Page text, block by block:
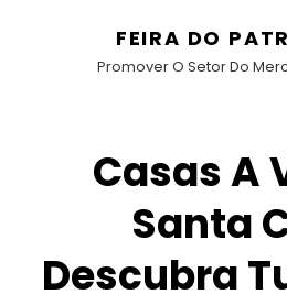
FEIRA DO
Promover O Setor Do
Casas A
Santa
Descubra